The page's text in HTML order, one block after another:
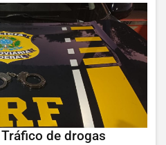
de drogas